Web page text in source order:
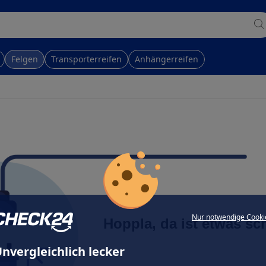
Nur notwendige
lecker
Felgen Transporterreifen Anhängerreifen
Hoppla, da ist etwas